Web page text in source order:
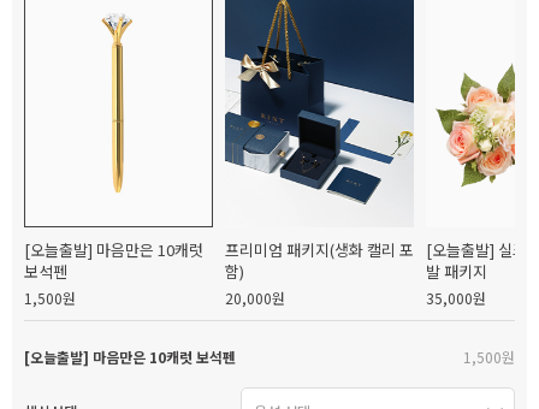
[오늘출발] 마음만은 10캐럿
보석펜
1,500원
프리미엄 패키지(생화 캘리 포
함)
20,000원
[오늘출발] 실크
발 패키지
35,000원
[오늘출발] 마음만은 10캐럿 보석펜 1,500원